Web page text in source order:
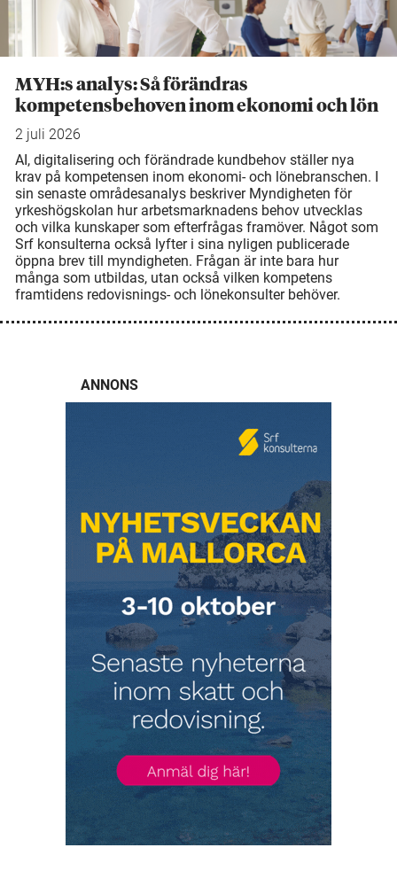
MYH:s analys: Så förändras
kompetensbehoven inom ekonomi och lön
2 juli 2026
AI, digitalisering och förändrade kundbehov ställer nya
krav på kompetensen inom ekonomi- och lönebranschen. I
sin senaste områdesanalys beskriver Myndigheten för
yrkeshögskolan hur arbetsmarknadens behov utvecklas
och vilka kunskaper som efterfrågas framöver. Något som
Srf konsulterna också lyfter i sina nyligen publicerade
öppna brev till myndigheten. Frågan är inte bara hur
många som utbildas, utan också vilken kompetens
framtidens redovisnings- och lönekonsulter behöver.
ANNONS